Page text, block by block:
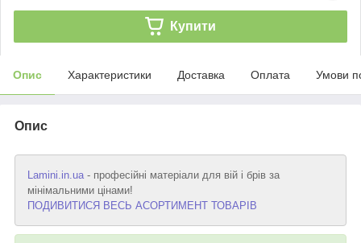
Купити
Опис Характеристики Доставка Оплата Умови
Опис
Lamini.in.ua - професійні матеріали для вій і брів за
мінімальними цінами!
ПОДИВИТИСЯ ВЕСЬ АСОРТИМЕНТ ТОВАРІВ